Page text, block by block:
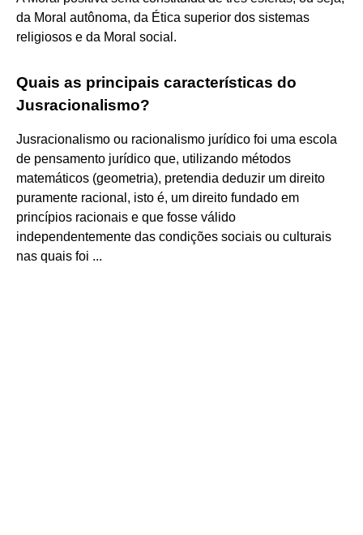
da Moral autônoma, da Ética superior dos sistemas
religiosos e da Moral social.
Quais as principais características do
Jusracionalismo?
Jusracionalismo ou racionalismo jurídico foi uma escola
de pensamento jurídico que, utilizando métodos
matemáticos (geometria), pretendia deduzir um direito
puramente racional, isto é, um direito fundado em
princípios racionais e que fosse válido
independentemente das condições sociais ou culturais
nas quais foi ...